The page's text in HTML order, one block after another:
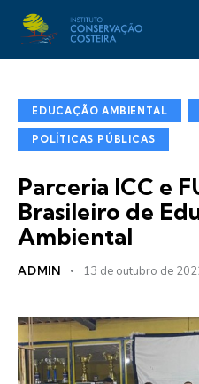
EDUCAÇÃO AMBIENTAL
POLÍTICAS PÚBLICAS
Parceria ICC e
Brasileiro de
Ambiental
ADMIN 13 de outubro de